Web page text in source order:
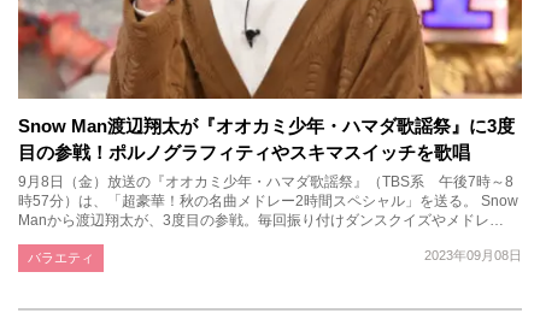
Snow Man渡辺翔太が『オオカミ少年・ハマダ歌謡祭』に3度
目の参戦！ポルノグラフィティやスキマスイッチを歌唱
9月8日（金）放送の『オオカミ少年・ハマダ歌謡祭』（TBS系 午後7時～8
時57分）は、「超豪華！秋の名曲メドレー2時間スペシャル」を送る。 Snow
Manから渡辺翔太が、3度目の参戦。毎回振り付けダンスクイズやメドレ…
2023年09月08日
バラエティ